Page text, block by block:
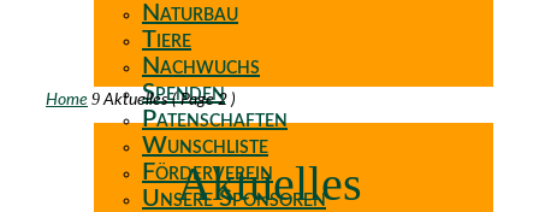
Naturbau
Tiere
Nachwuchs
Spenden
Patenschaften
Wunschliste
Förderverein
Unsere Sponsoren
Home 9 Aktuelles( Page 2 )
Aktuelles